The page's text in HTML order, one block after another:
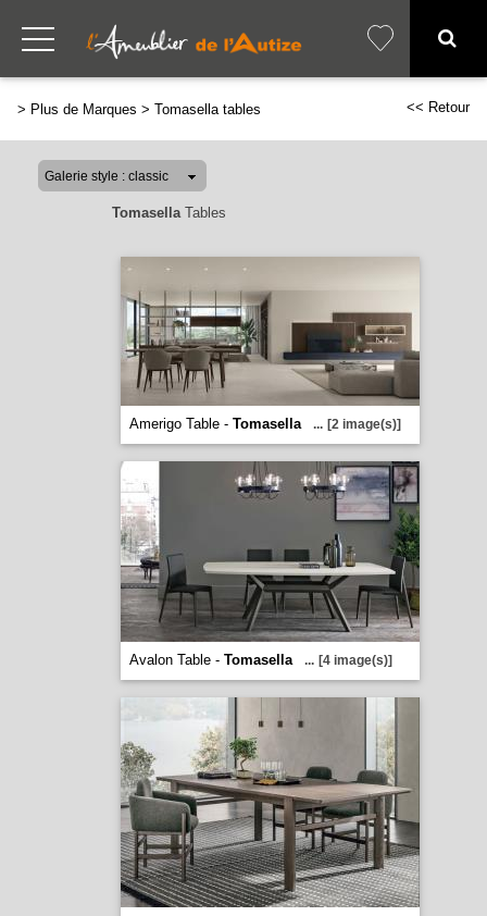
> Plus de Marques > Tomasella tables << Retour
TomasellaTables
Amerigo Table - Tomasella ... [2 image(s)]
Avalon Table - Tomasella ... [4 image(s)]